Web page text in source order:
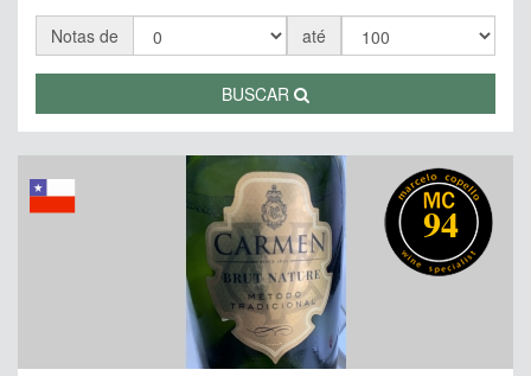
Notas de até
BUSCAR
94